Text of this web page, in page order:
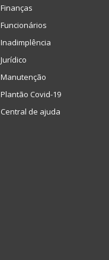
Finanças
Funcionários
Inadimplência
Jurídico
Manutenção
Plantão Covid-19
Central de ajuda